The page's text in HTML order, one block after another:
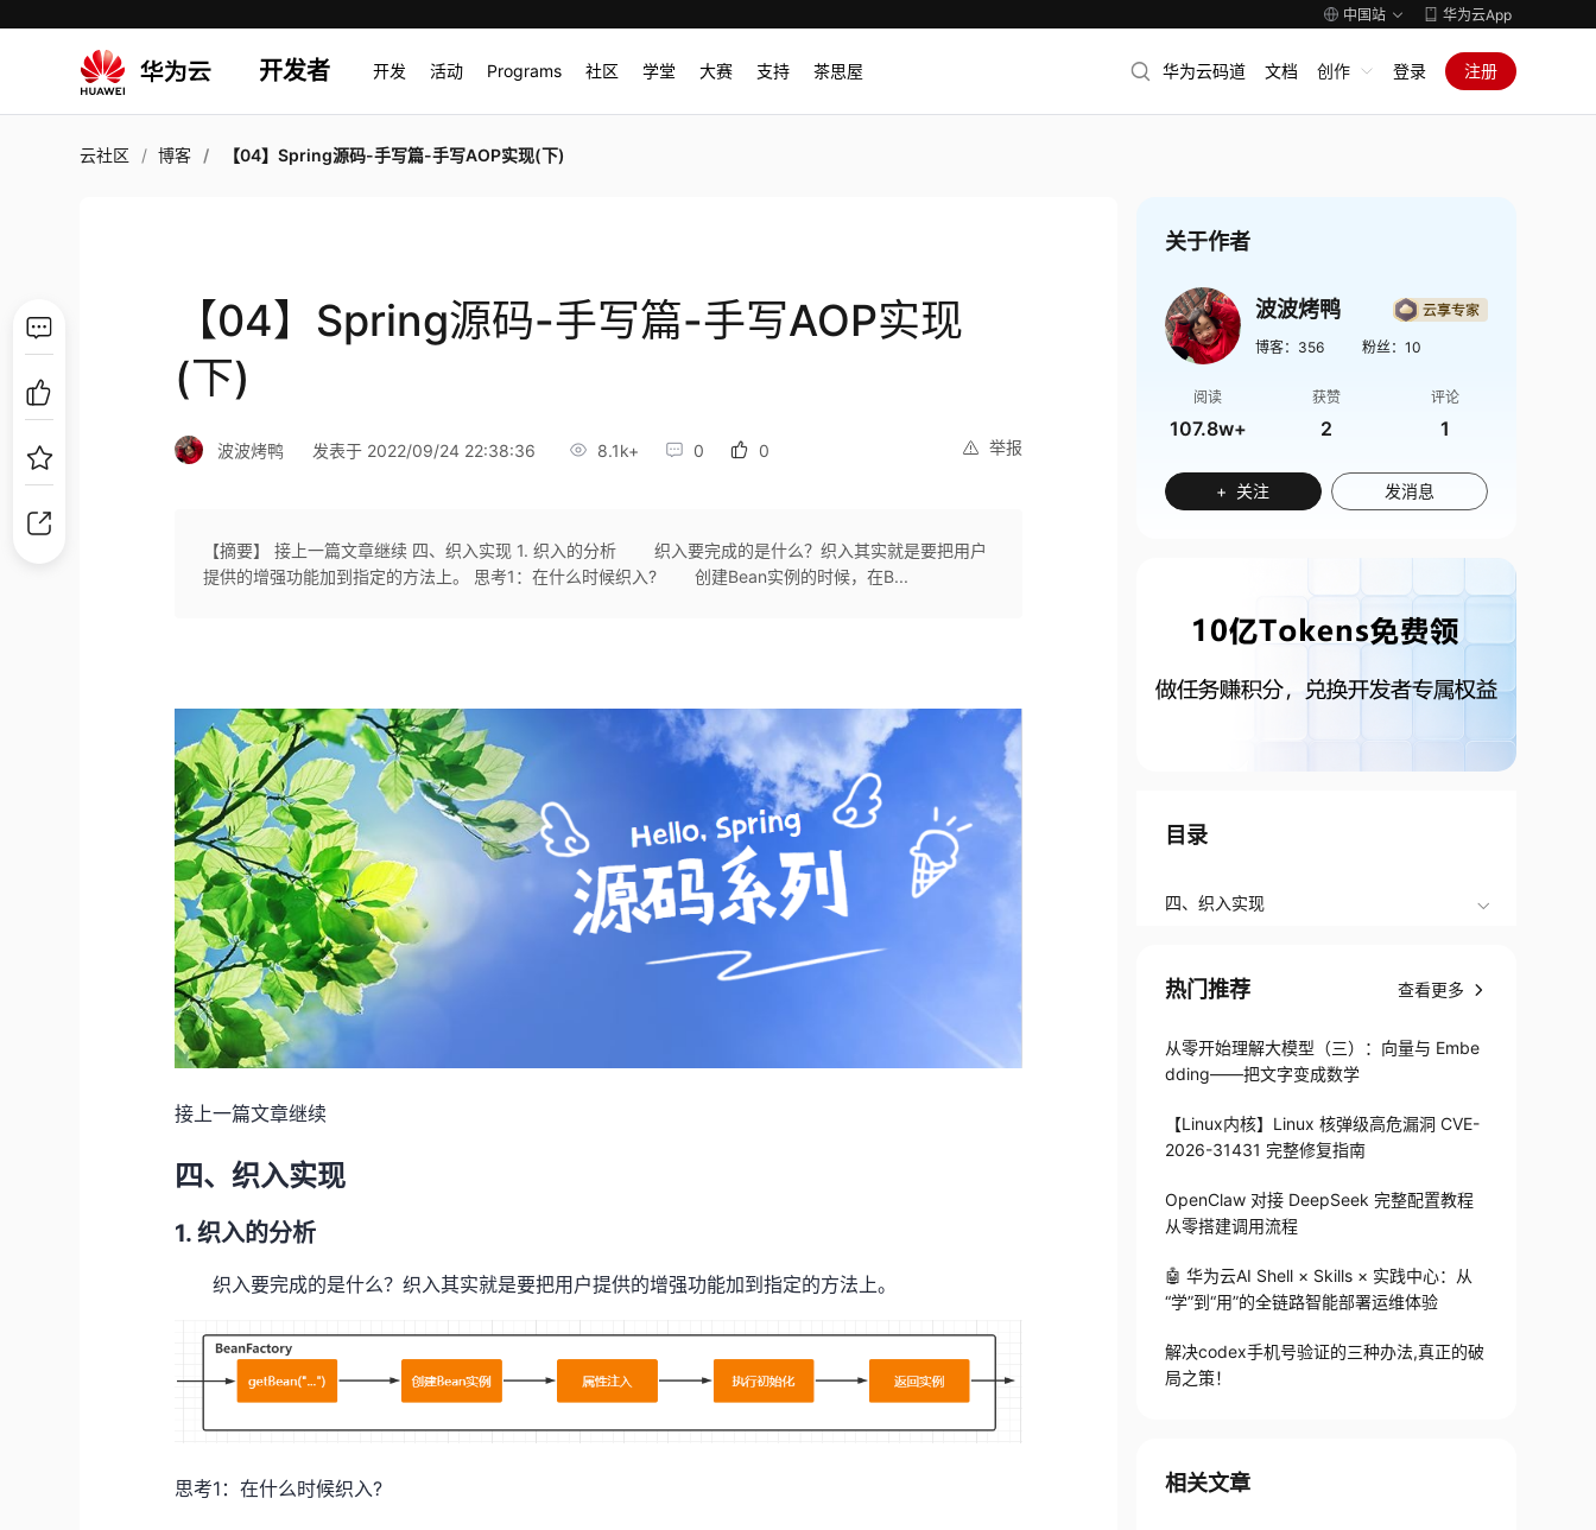
中国站 华为云App
开发者 开发 活动 Programs 社区 学堂 大赛 支持 茶思屋 华为云码道 文档 创作 登录 注册
云社区 博客 【04】Spring源码-手写篇-手写AOP实现(下)
【04】Spring源码-手写篇-手写AOP实现
(下)
举报
波波烤鸭 发表于 2022/09/24 22:38:36 8.1k+ 0 0
【摘要】 接上一篇文章继续 四、织入实现 1. 织入的分析 织入要完成的是什么？织入其实就是要把用户
提供的增强功能加到指定的方法上。 思考1：在什么时候织入? 创建Bean实例的时候，在B...
接上一篇文章继续
四、织入实现
1. 织入的分析
织入要完成的是什么？织入其实就是要把用户提供的增强功能加到指定的方法上。
思考1：在什么时候织入?
关于作者
波波烤鸭
博客： 356 粉丝： 10
阅读
107.8w+
获赞
2
评论
1
+ 关注 发消息
目录
四、织入实现
热门推荐 查看更多
从零开始理解大模型（三）：向量与 Embe
dding——把文字变成数学
【Linux内核】Linux 核弹级高危漏洞 CVE-
2026-31431 完整修复指南
OpenClaw 对接 DeepSeek 完整配置教程
从零搭建调用流程
🤖 华为云AI Shell × Skills × 实践中心：从
“学”到“用”的全链路智能部署运维体验
解决codex手机号验证的三种办法,真正的破
局之策！
相关文章